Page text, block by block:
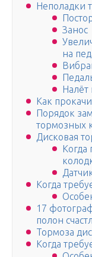
Неполадки
Занос
на
Налёт
Как
Порядок
тормозных
Дисковая
Когда
Когда
17
полон
Тормоза
Когда